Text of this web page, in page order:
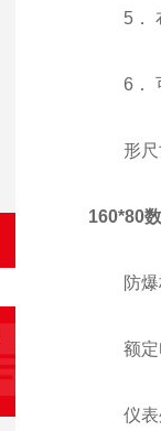
5． 布
6． 可
形尺寸
160*80
防爆标
额定电
仪表外